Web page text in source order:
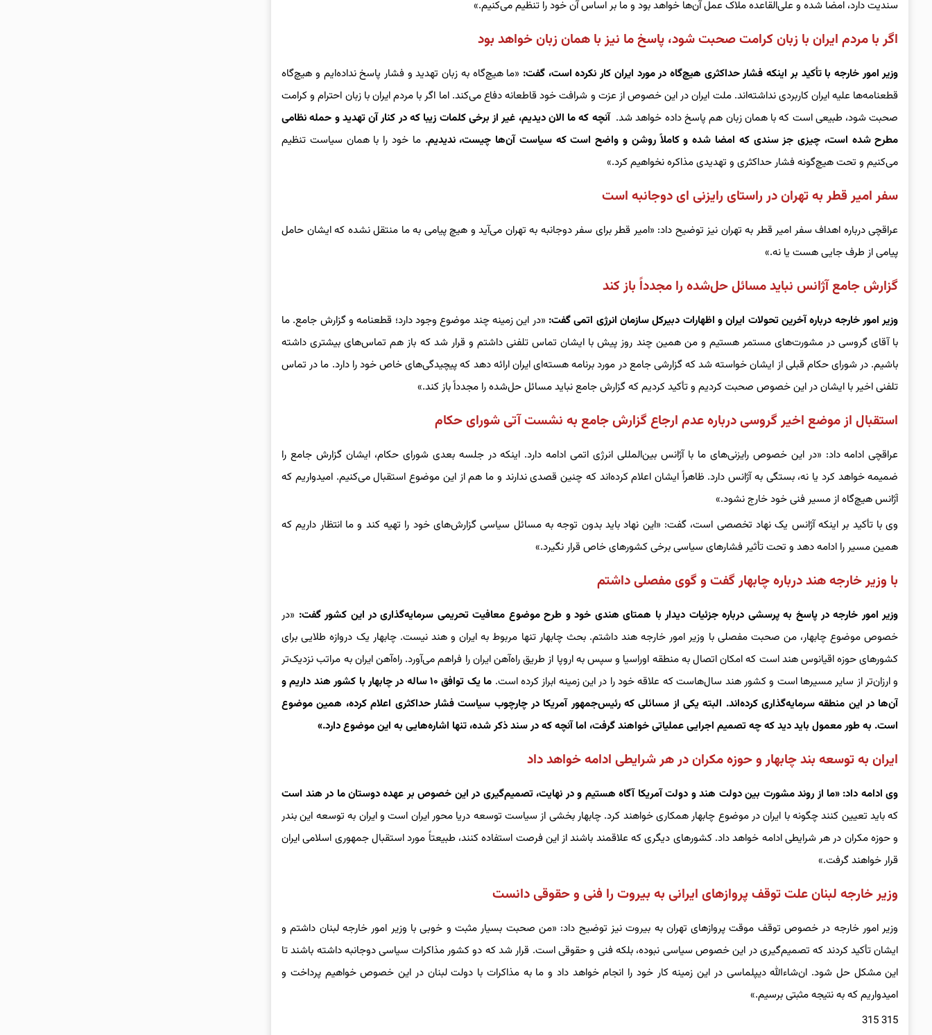
سندیت دارد، امضا شده و علی‌القاعده ملاک عمل آن‌ها خواهد بود و ما بر اساس آن خود را تنظیم می‌کنیم.»
اگر با مردم ایران با زبان کرامت صحبت شود، پاسخ ما نیز با همان زبان خواهد بود
وزیر امور خارجه با تأکید بر اینکه فشار حداکثری هیچ‌گاه در مورد ایران کار نکرده است، گفت: «ما هیچ‌گاه به زبان تهدید و فشار پاسخ نداده‌ایم و هیچ‌گاه
قطعنامه‌ها علیه ایران کاربردی نداشته‌اند. ملت ایران در این خصوص از عزت و شرافت خود قاطعانه دفاع می‌کند. اما اگر با مردم ایران با زبان احترام و کرامت
صحبت شود، طبیعی است که با همان زبان هم پاسخ داده خواهد شد. آنچه که ما الان دیدیم، غیر از برخی کلمات زیبا که در کنار آن تهدید و حمله نظامی
مطرح شده است، چیزی جز سندی که امضا شده و کاملاً روشن و واضح است که سیاست آن‌ها چیست، ندیدیم. ما خود را با همان سیاست تنظیم
می‌کنیم و تحت هیچ‌گونه فشار حداکثری و تهدیدی مذاکره نخواهیم کرد.»
سفر امیر قطر به تهران در راستای رایزنی ای دوجانبه است
عراقچی درباره اهداف سفر امیر قطر به تهران نیز توضیح داد: «امیر قطر برای سفر دوجانبه به تهران می‌آید و هیچ پیامی به ما منتقل نشده که ایشان حامل
پیامی از طرف جایی هست یا نه.»
گزارش جامع آژانس نباید مسائل حل‌شده را مجدداً باز کند
وزیر امور خارجه درباره آخرین تحولات ایران و اظهارات دبیرکل سازمان انرژی اتمی گفت: «در این زمینه چند موضوع وجود دارد؛ قطعنامه و گزارش جامع. ما
با آقای گروسی در مشورت‌های مستمر هستیم و من همین چند روز پیش با ایشان تماس تلفنی داشتم و قرار شد که باز هم تماس‌های بیشتری داشته
باشیم. در شورای حکام قبلی از ایشان خواسته شد که گزارشی جامع در مورد برنامه هسته‌ای ایران ارائه دهد که پیچیدگی‌های خاص خود را دارد. ما در تماس
تلفنی اخیر با ایشان در این خصوص صحبت کردیم و تأکید کردیم که گزارش جامع نباید مسائل حل‌شده را مجدداً باز کند.»
استقبال از موضع اخیر گروسی درباره عدم ارجاع گزارش جامع به نشست آتی شورای حکام
عراقچی ادامه داد: «در این خصوص رایزنی‌های ما با آژانس بین‌المللی انرژی اتمی ادامه دارد. اینکه در جلسه بعدی شورای حکام، ایشان گزارش جامع را
ضمیمه خواهد کرد یا نه، بستگی به آژانس دارد. ظاهراً ایشان اعلام کرده‌اند که چنین قصدی ندارند و ما هم از این موضوع استقبال می‌کنیم. امیدواریم که
آژانس هیچ‌گاه از مسیر فنی خود خارج نشود.»
وی با تأکید بر اینکه آژانس یک نهاد تخصصی است، گفت: «این نهاد باید بدون توجه به مسائل سیاسی گزارش‌های خود را تهیه کند و ما انتظار داریم که
همین مسیر را ادامه دهد و تحت تأثیر فشارهای سیاسی برخی کشورهای خاص قرار نگیرد.»
با وزیر خارجه هند درباره چابهار گفت و گوی مفصلی داشتم
وزیر امور خارجه در پاسخ به پرسشی درباره جزئیات دیدار با همتای هندی خود و طرح موضوع معافیت تحریمی سرمایه‌گذاری در این کشور گفت: «در
خصوص موضوع چابهار، من صحبت مفصلی با وزیر امور خارجه هند داشتم. بحث چابهار تنها مربوط به ایران و هند نیست. چابهار یک دروازه طلایی برای
کشورهای حوزه اقیانوس هند است که امکان اتصال به منطقه اوراسیا و سپس به اروپا از طریق راه‌آهن ایران را فراهم می‌آورد. راه‌آهن ایران به مراتب نزدیک‌تر
و ارزان‌تر از سایر مسیرها است و کشور هند سال‌هاست که علاقه خود را در این زمینه ابراز کرده است.
ما یک توافق ۱۰ ساله در چابهار با کشور هند داریم و
آن‌ها در این منطقه سرمایه‌گذاری کرده‌اند. البته یکی از مسائلی که رئیس‌جمهور آمریکا در چارچوب سیاست فشار حداکثری اعلام کرده، همین موضوع
است. به طور معمول باید دید که چه تصمیم اجرایی عملیاتی خواهند گرفت، اما آنچه که در سند ذکر شده، تنها اشاره‌هایی به این موضوع دارد.»
ایران به توسعه بند چابهار و حوزه مکران در هر شرایطی ادامه خواهد داد
وی ادامه داد: «ما از روند مشورت بین دولت هند و دولت آمریکا آگاه هستیم و در نهایت، تصمیم‌گیری در این خصوص بر عهده دوستان ما در هند است
که باید تعیین کنند چگونه با ایران در موضوع چابهار همکاری خواهند کرد. چابهار بخشی از سیاست توسعه دریا محور ایران است و ایران به توسعه این بندر
و حوزه مکران در هر شرایطی ادامه خواهد داد. کشورهای دیگری که علاقمند باشند از این فرصت استفاده کنند، طبیعتاً مورد استقبال جمهوری اسلامی ایران
قرار خواهند گرفت.»
وزیر خارجه لبنان علت توقف پروازهای ایرانی به بیروت را فنی و حقوقی دانست
وزیر امور خارجه در خصوص توقف موقت پروازهای تهران به بیروت نیز توضیح داد: «من صحبت بسیار مثبت و خوبی با وزیر امور خارجه لبنان داشتم و
ایشان تأکید کردند که تصمیم‌گیری در این خصوص سیاسی نبوده، بلکه فنی و حقوقی است. قرار شد که دو کشور مذاکرات سیاسی دوجانبه داشته باشند تا
این مشکل حل شود. ان‌شاءالله دیپلماسی در این زمینه کار خود را انجام خواهد داد و ما به مذاکرات با دولت لبنان در این خصوص خواهیم پرداخت و
امیدواریم که به نتیجه مثبتی برسیم.»
315 315